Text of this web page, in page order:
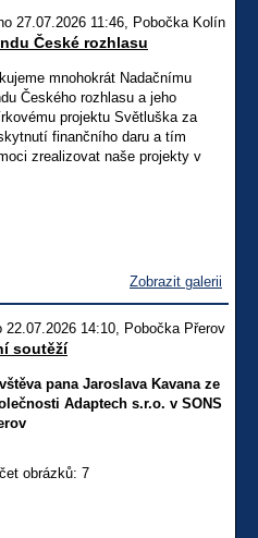
27.07.2026 11:46, Pobočka Kolín
České rozhlasu
mnohokrát Nadačnímu
Českého rozhlasu a jeho
projektu Světluška za
finančního daru a tím
zrealizovat naše projekty v
Zobrazit galerii
22.07.2026 14:10, Pobočka Přerov
soutěží
pana Jaroslava Kavana ze
Adaptech s.r.o. v SONS
obrázků: 7